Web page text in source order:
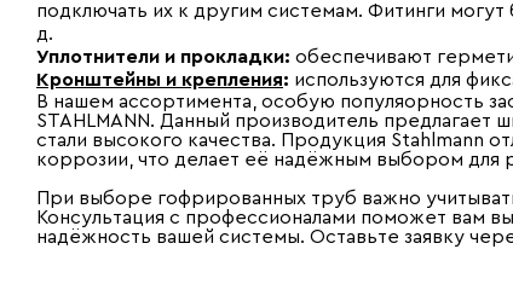
подключать их к другим системам. Фитинги
д.
Уплотнители и прокладки: обеспечивают
Кронштейны и крепления: используются для
В нашем ассортимента, особую популяорность
STAHLMANN. Данный производитель
стали высокого качества. Продукция Stahlmann
коррозии, что делает её надёжным выбором для
При выборе гофрированных труб важно
Консультация с профессионалами поможет вам
надёжность вашей системы. Оставьте заявку